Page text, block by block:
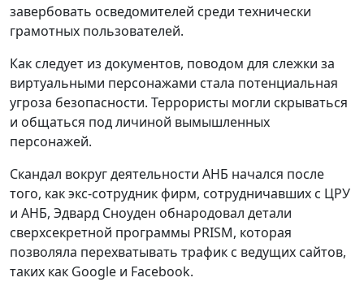
завербовать осведомителей среди технически
грамотных пользователей.
Как следует из документов, поводом для слежки за
виртуальными персонажами стала потенциальная
угроза безопасности. Террористы могли скрываться
и общаться под личиной вымышленных
персонажей.
Скандал вокруг деятельности АНБ начался после
того, как экс-сотрудник фирм, сотрудничавших с ЦРУ
и АНБ, Эдвард Сноуден обнародовал детали
сверхсекретной программы PRISM, которая
позволяла перехватывать трафик с ведущих сайтов,
таких как Google и Facebook.